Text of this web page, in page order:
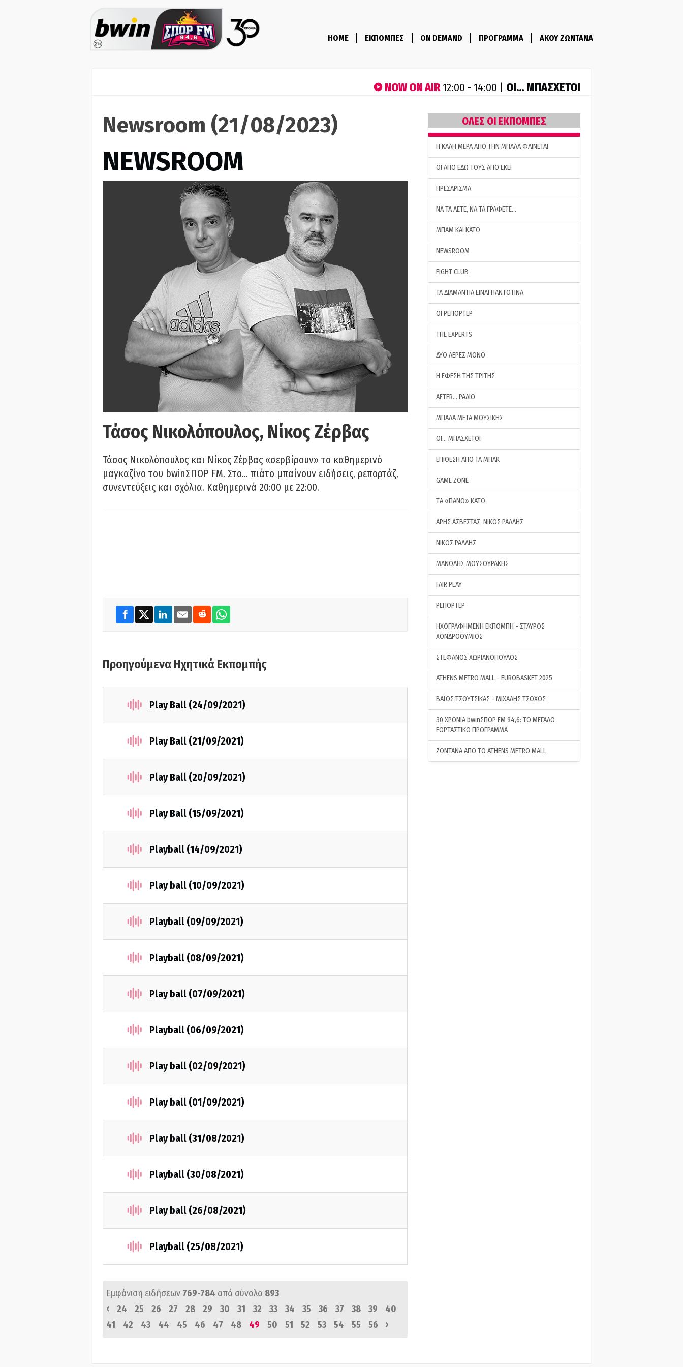
HOME ΕΚΠΟΜΠΕΣ ON DEMAND ΠΡΟΓΡΑΜΜΑ ΑΚΟΥ ΖΩΝΤΑΝΑ
NOW ON AIR12:00 - 14:00 | ΟΙ… ΜΠΑΣΧΕΤΟΙ
Newsroom (21/08/2023)
NEWSROOM
Τάσος Νικολόπουλος, Νίκος Ζέρβας
Τάσος Νικολόπουλος και Νίκος Ζέρβας «σερβίρουν» το καθημερινό
μαγκαζίνο του bwinΣΠΟΡ FM. Στο… πιάτο μπαίνουν ειδήσεις, ρεπορτάζ,
συνεντεύξεις και σχόλια. Καθημερινά 20:00 με 22:00.
Προηγούμενα Ηχητικά Εκπομπής
Play Ball (24/09/2021)
Play Ball (21/09/2021)
Play Ball (20/09/2021)
Play Ball (15/09/2021)
Playball (14/09/2021)
Play ball (10/09/2021)
Playball (09/09/2021)
Playball (08/09/2021)
Play ball (07/09/2021)
Playball (06/09/2021)
Play ball (02/09/2021)
Play ball (01/09/2021)
Play ball (31/08/2021)
Playball (30/08/2021)
Play ball (26/08/2021)
Playball (25/08/2021)
Εμφάνιση ειδήσεων 769-784 από σύνολο 893
‹
24 25 26 27 28 29 30 31 32 33 34 35 36 37 38 39
40
41
42 43 44 45 46 47 48 49 50 51 52 53 54 55 56 ›
ΟΛΕΣ ΟΙ ΕΚΠΟΜΠΕΣ
H ΚΑΛΗ ΜΕΡΑ ΑΠΟ ΤΗΝ ΜΠΑΛΑ ΦΑΙΝΕΤΑΙ
ΟΙ ΑΠΟ ΕΔΩ ΤΟΥΣ ΑΠΟ ΕΚΕΙ
ΠΡΕΣΑΡΙΣΜΑ
ΝΑ ΤΑ ΛΕΤΕ, ΝΑ ΤΑ ΓΡΑΦΕΤΕ…
ΜΠΑΜ ΚΑΙ ΚΑΤΩ
NEWSROOM
FIGHT CLUB
ΤΑ ΔΙΑΜΑΝΤΙΑ ΕΙΝΑΙ ΠΑΝΤΟΤΙΝΑ
ΟΙ ΡΕΠΟΡΤΕΡ
THE EXPERTS
ΔΥΟ ΛΕΡΕΣ ΜΟΝΟ
Η ΕΦΕΣΗ ΤΗΣ ΤΡΙΤΗΣ
AFTER… ΡΑΔΙΟ
ΜΠΑΛΑ ΜΕΤΑ ΜΟΥΣΙΚΗΣ
ΟΙ… ΜΠΑΣΧΕΤΟΙ
ΕΠΙΘΕΣΗ ΑΠΟ ΤΑ ΜΠΑΚ
GAME ZONE
ΤA «ΠΑΝΟ» ΚΑΤΩ
ΑΡΗΣ ΑΣΒΕΣΤΑΣ, ΝΙΚΟΣ ΡΑΛΛΗΣ
ΝΙΚΟΣ ΡΑΛΛΗΣ
ΜΑΝΩΛΗΣ ΜΟΥΣΟΥΡΑΚΗΣ
FAIR PLAY
ΡΕΠΟΡΤΕΡ
ΗΧΟΓΡΑΦΗΜΕΝΗ ΕΚΠΟΜΠΗ - ΣΤΑΥΡΟΣ
ΧΟΝΔΡΟΘΥΜΙΟΣ
ΣΤΕΦΑΝΟΣ ΧΩΡΙΑΝΟΠΟΥΛΟΣ
ATHENS METRO MALL - EUROBASKET 2025
ΒΑΪΟΣ ΤΣΟΥΤΣΙΚΑΣ - ΜΙΧΑΛΗΣ ΤΣΟΧΟΣ
30 ΧΡΟΝΙΑ bwinΣΠΟΡ FM 94,6: ΤΟ ΜΕΓΑΛΟ
ΕΟΡΤΑΣΤΙΚΟ ΠΡΟΓΡΑΜΜΑ
ΖΩΝΤΑΝΑ ΑΠΟ ΤΟ ATHENS METRO MALL